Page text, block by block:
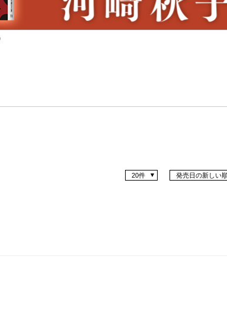
発売日の新しい
20件